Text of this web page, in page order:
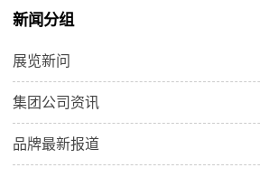
新闻分组
展览新问
集团公司资讯
品牌最新报道